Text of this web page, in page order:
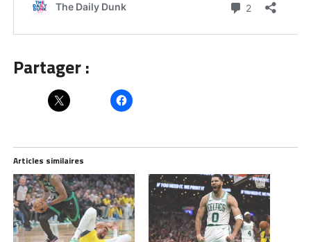
Partager :
Articles similaires